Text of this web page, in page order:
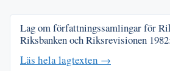
Lag om författningssamlingar för
Riksbanken och Riksrevisionen
Läs hela lagtexten →